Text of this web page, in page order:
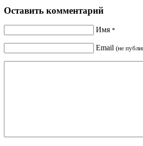
Оставить комментарий
Имя *
Email (не